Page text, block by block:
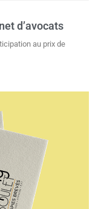
d’avocats
au prix de